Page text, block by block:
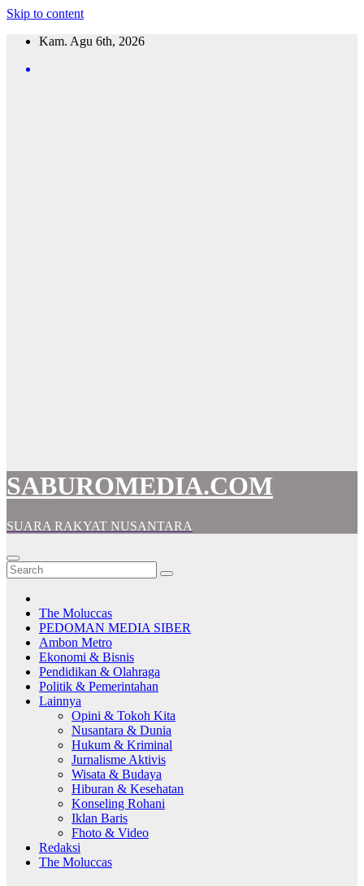
Skip to content
Kam. Agu 6th, 2026
SABUROMEDIA.COM
SUARA RAKYAT NUSANTARA
The Moluccas
PEDOMAN MEDIA SIBER
Ambon Metro
Ekonomi & Bisnis
Pendidikan & Olahraga
Politik & Pemerintahan
Lainnya
Opini & Tokoh Kita
Nusantara & Dunia
Hukum & Kriminal
Jurnalisme Aktivis
Wisata & Budaya
Hiburan & Kesehatan
Konseling Rohani
Iklan Baris
Fhoto & Video
Redaksi
The Moluccas